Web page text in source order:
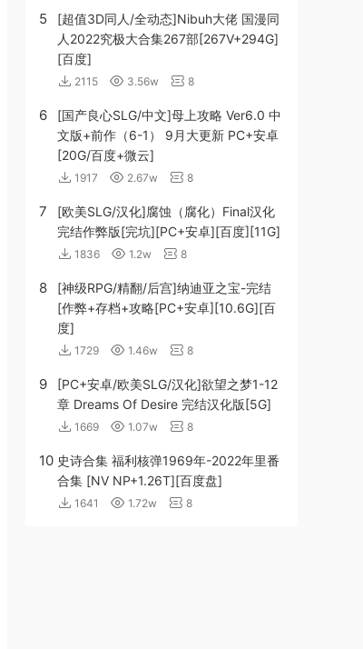
5
[超值3D同人/全动态]Nibuh大佬 国漫同
人2022究极大合集267部[267V+294G]
[百度]
2115 3.56w 8
6
[国产良心SLG/中文]母上攻略 Ver6.0 中
文版+前作（6-1） 9月大更新 PC+安卓
[20G/百度+微云]
1917 2.67w 8
7
[欧美SLG/汉化]腐蚀（腐化）Final汉化
完结作弊版[完坑][PC+安卓][百度][11G]
1836 1.2w 8
8
[神级RPG/精翻/后宫]纳迪亚之宝-完结
[作弊+存档+攻略[PC+安卓][10.6G][百
度]
1729 1.46w 8
9
[PC+安卓/欧美SLG/汉化]欲望之梦1-12
章 Dreams Of Desire 完结汉化版[5G]
1669 1.07w 8
10 史诗合集 福利核弹1969年-2022年里番
合集 [NV NP+1.26T][百度盘]
1641 1.72w 8